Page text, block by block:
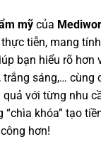
mỹ của
tiễn, mang
bạn hiểu rõ hơn
trắng sáng,… cùng
quả với từng nhu
khóa” tạo
hơn!